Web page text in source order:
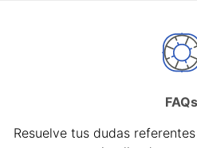
FAQs
Resuelve tus dudas